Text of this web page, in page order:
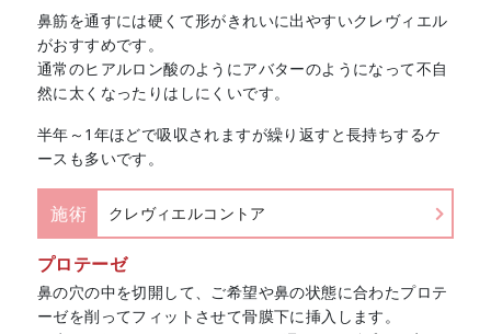
鼻筋を通すには硬くて形がきれいに出やすいクレヴィエル
がおすすめです。
通常のヒアルロン酸のようにアバターのようになって不自
然に太くなったりはしにくいです。
半年～1年ほどで吸収されますが繰り返すと長持ちするケ
ースも多いです。
施術 クレヴィエルコントア
プロテーゼ
鼻の穴の中を切開して、ご希望や鼻の状態に合わたプロテ
ーゼを削ってフィットさせて骨膜下に挿入します。